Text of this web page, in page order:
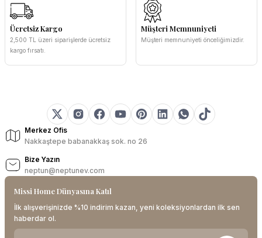
Ücretsiz Kargo
2,500 TL üzeri siparişlerde ücretsiz
kargo fırsatı.
Müşteri Memnuniyeti
Müşteri memnuniyeti önceliğimizdir.
Merkez Ofis
Nakkaştepe babanakkaş sok. no 26
Bize Yazın
neptun@neptunev.com
Missi Home Dünyasına Katıl
İlk alışverişinizde %10 indirim kazan, yeni koleksiyonlardan ilk sen
haberdar ol.